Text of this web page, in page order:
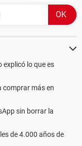
explicó lo que es
comprar más en
sin borrar la
de 4.000 años de